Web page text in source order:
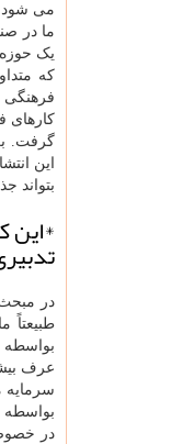
می
ما در
یک حوزه
که
فرهنگی
کارهای
گرفت.
این
بتواند
*این
در
طبیعتاً
بواسطه
عرف
سرمایه
بواسطه
در